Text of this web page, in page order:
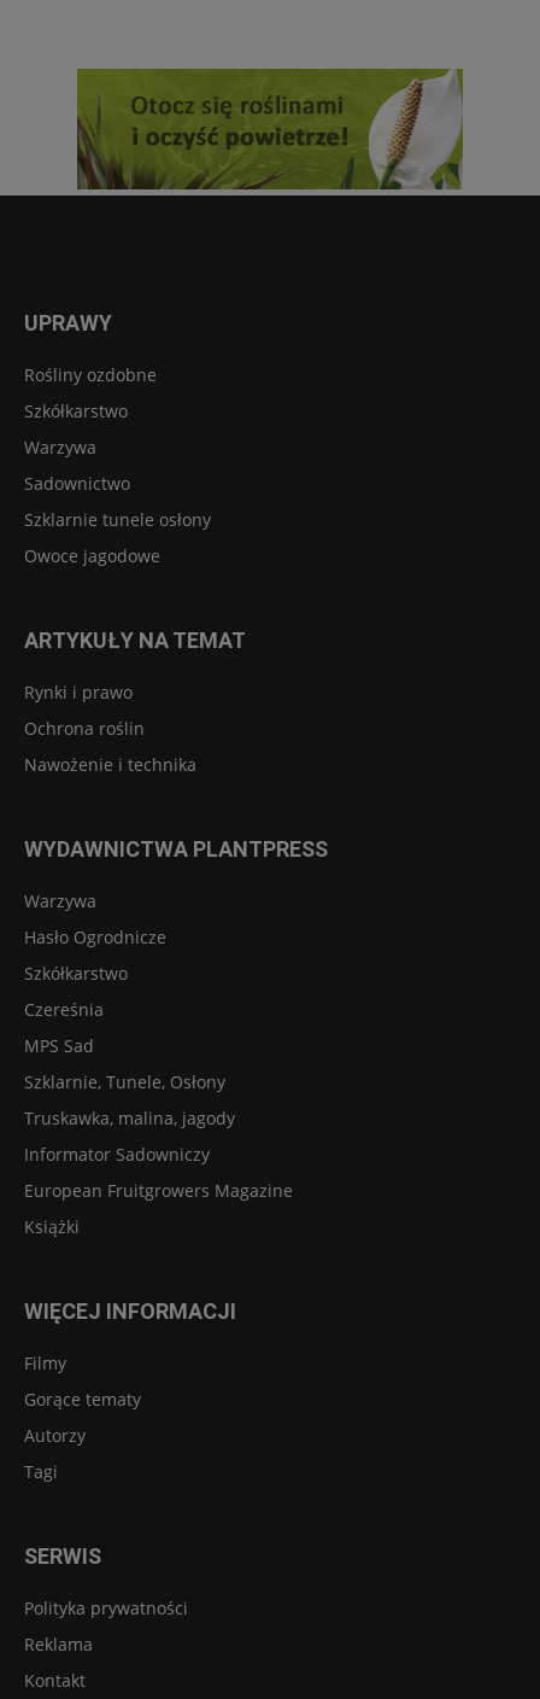
UPRAWY
Rośliny ozdobne
Szkółkarstwo
Warzywa
Sadownictwo
Szklarnie tunele osłony
Owoce jagodowe
ARTYKUŁY NA TEMAT
Rynki i prawo
Ochrona roślin
Nawożenie i technika
WYDAWNICTWA PLANTPRESS
Warzywa
Hasło Ogrodnicze
Szkółkarstwo
Czereśnia
MPS Sad
Szklarnie, Tunele, Osłony
Truskawka, malina, jagody
Informator Sadowniczy
European Fruitgrowers Magazine
Książki
WIĘCEJ INFORMACJI
Filmy
Gorące tematy
Autorzy
Tagi
SERWIS
Polityka prywatności
Reklama
Kontakt